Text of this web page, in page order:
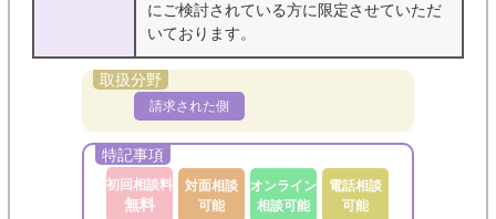
にご検討されている方に限定させていただ
いております。
請求された側
初回相談料
無料
対面相談
可能
オンライン
相談可能
電話相談
可能